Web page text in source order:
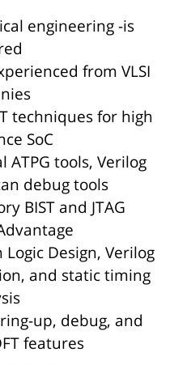
engineering -is
from VLSI
techniques for high
SoC
tools, Verilog
debug tools
BIST and JTAG
Design, Verilog
and static timing
up, debug, and
features